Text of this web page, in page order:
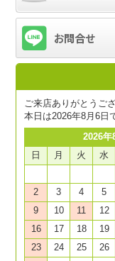
ご来店ありがとうご
本日は2026年8月6日
2026年
日
月 火 水
2
3 4 5
9
10 11 12
16
17 18 19
23
24 25 26